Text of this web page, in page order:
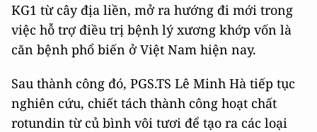
KG1 từ cây địa liền, mở ra hướng đi mới trong
việc hỗ trợ điều trị bệnh lý xương khớp vốn là
căn bệnh phổ biến ở Việt Nam hiện nay.
Sau thành công đó, PGS.TS Lê Minh Hà tiếp tục
nghiên cứu, chiết tách thành công hoạt chất
rotundin từ củ bình vôi tươi để tạo ra các loại